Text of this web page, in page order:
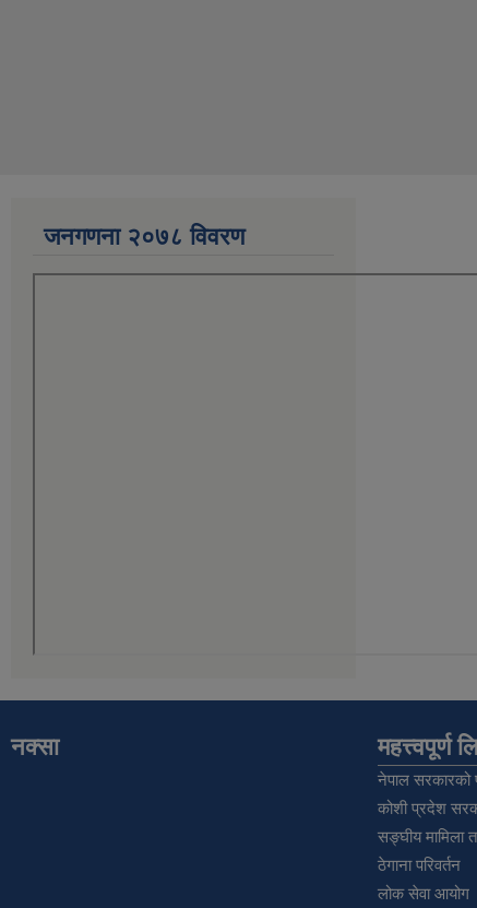
जनगणना २०७८ विवरण
नक्सा महत्त्वपूर्ण
नेपाल सरकारको
कोशी प्रदेश
सङ्‍घीय मामिला
ठेगाना परिवर्तन
लोक सेवा आयोग